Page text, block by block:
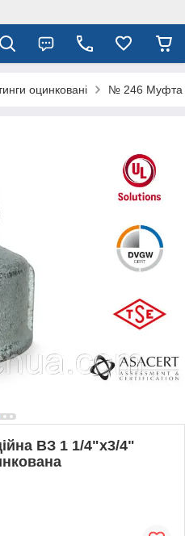
оцинковані № 246 Муфта
ВЗ 1 1/4"х3/4"